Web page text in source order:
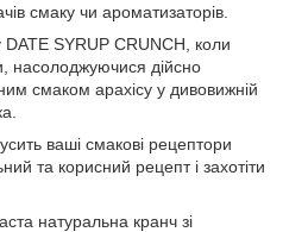
смаку чи ароматизаторів.
SYRUP CRUNCH, коли
насолоджуючися дійсно
смаком арахісу у дивовижній
ваші смакові рецептори
та корисний рецепт і захотіти
натуральна кранч зі